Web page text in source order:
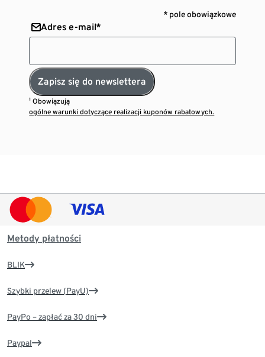
* pole obowiązkowe
Adres e-mail*
Zapisz się do newslettera
¹ Obowiązują
ogólne warunki dotyczące realizacji kuponów rabatowych.
Metody płatności
BLIK
Szybki przelew (PayU)
PayPo – zapłać za 30 dni
Paypal